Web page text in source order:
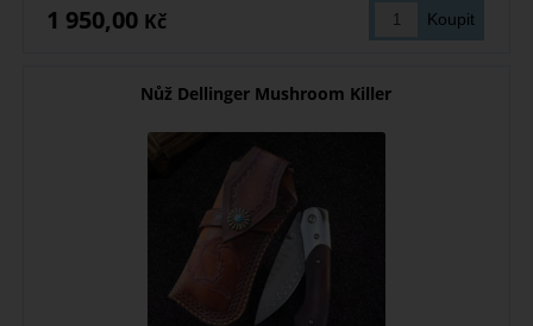
1 950,00 Kč
Nůž Dellinger Mushroom Killer